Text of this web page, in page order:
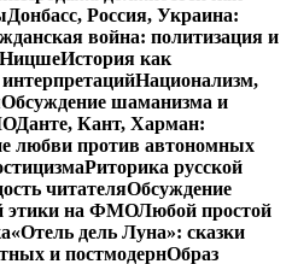
Донбасс, Россия, Украина:
война: политизация и
История как
Национализм,
Обсуждение шаманизма и
Данте, Кант, Харман:
любви против автономных
Риторика русской
читателяОбсуждение
этики на ФМОЛюбой простой
«Отель дель Луна»: сказки
и постмодернОбраз